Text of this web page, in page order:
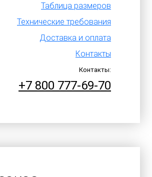
Таблица размеров
Технические требования
Доставка и оплата
Контакты
Контакты:
+7 800 777-69-70